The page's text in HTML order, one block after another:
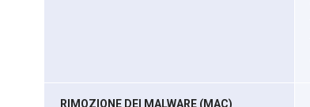
RIMOZIONE DEI MALWARE (MAC)